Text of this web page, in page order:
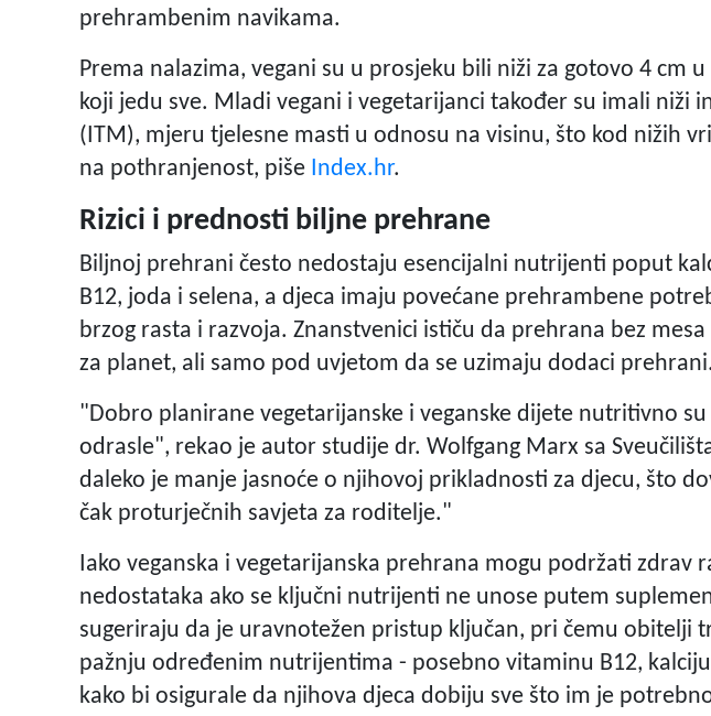
prehrambenim navikama.
Prema nalazima, vegani su u prosjeku bili niži za gotovo 4 cm
koji jedu sve. Mladi vegani i vegetarijanci također su imali niži
(ITM), mjeru tjelesne masti u odnosu na visinu, što kod nižih
na pothranjenost, piše Index.hr.
Rizici i prednosti biljne prehrane
Biljnoj prehrani često nedostaju esencijalni nutrijenti poput
B12, joda i selena, a djeca imaju povećane prehrambene
brzog rasta i razvoja. Znanstvenici ističu da prehrana bez
za planet, ali samo pod uvjetom da se uzimaju dodaci prehrani.
"Dobro planirane vegetarijanske i veganske dijete nutritivno
odrasle", rekao je autor studije dr. Wolfgang Marx sa
daleko je manje jasnoće o njihovoj prikladnosti za djecu, što
čak proturječnih savjeta za roditelje."
Iako veganska i vegetarijanska prehrana mogu podržati zdrav
nedostataka ako se ključni nutrijenti ne unose putem
sugeriraju da je uravnotežen pristup ključan, pri čemu obitelji
pažnju određenim nutrijentima - posebno vitaminu B12,
kako bi osigurale da njihova djeca dobiju sve što im je